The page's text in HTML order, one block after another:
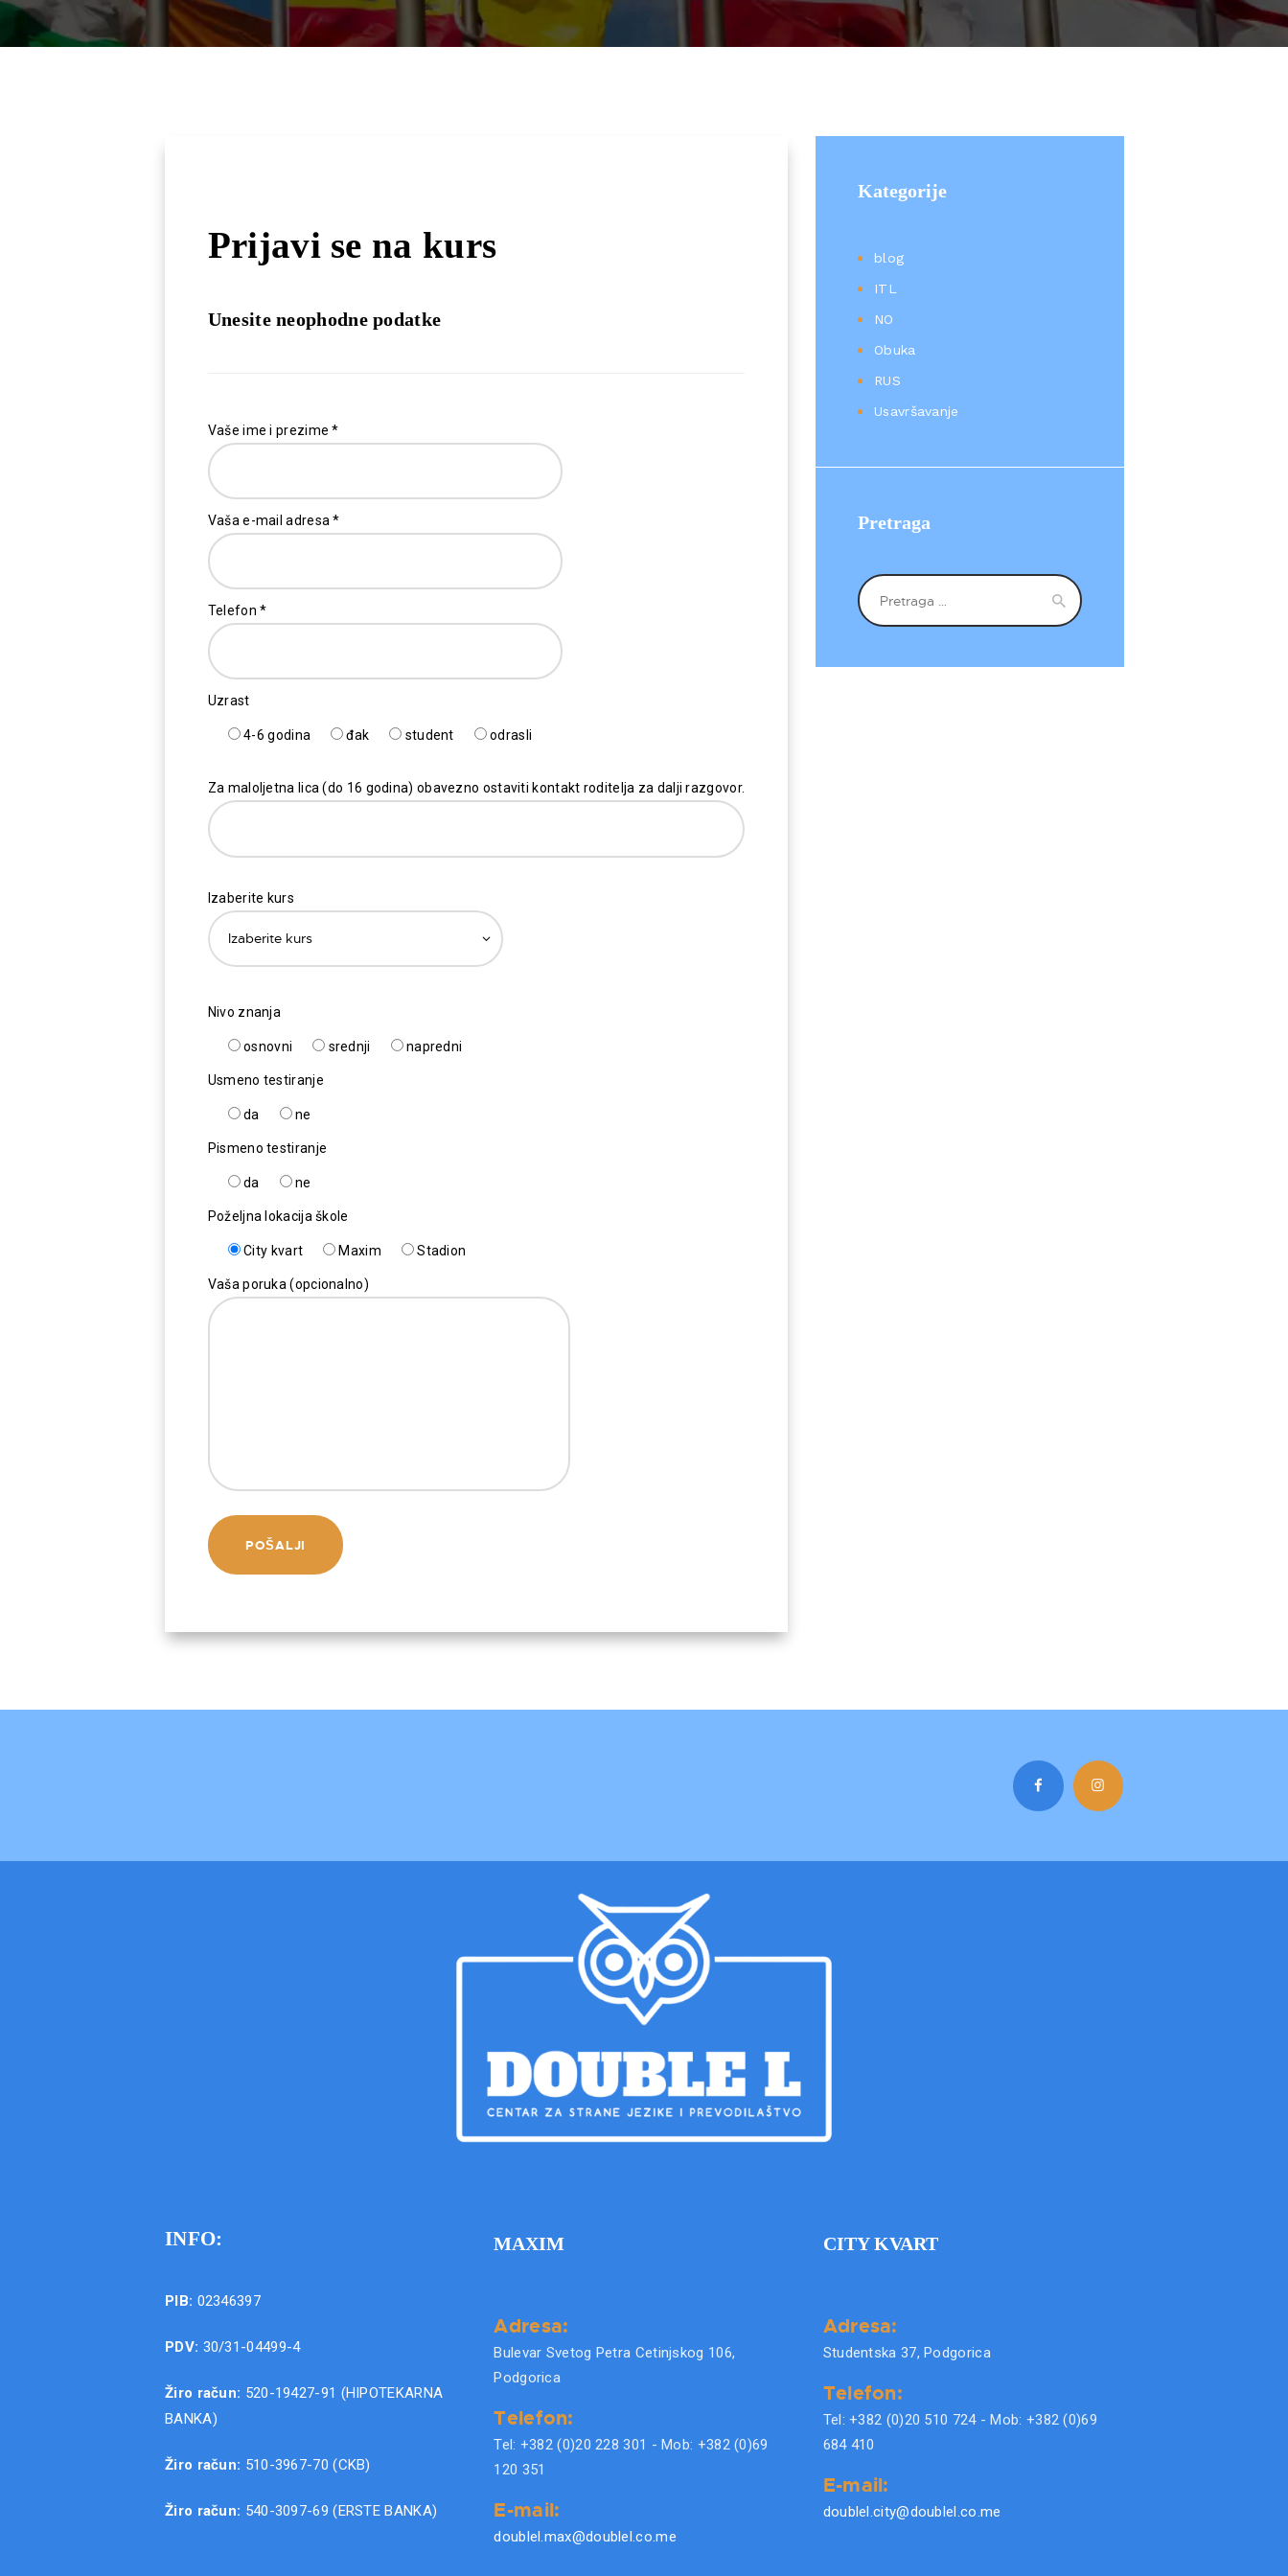
KONTAKT
Prijavi se na kurs
Unesite neophodne podatke
Vaše ime i prezime *
Vaša e-mail adresa *
Telefon *
Uzrast
4-6 godina đak student odrasli
Za maloljetna lica (do 16 godina) obavezno ostaviti kontakt roditelja za dalji razgovor.
Izaberite kurs
Nivo znanja
osnovni srednji napredni
Usmeno testiranje
da ne
Pismeno testiranje
da ne
Poželjna lokacija škole
City kvart Maxim Stadion
Vaša poruka (opcionalno)
Kategorije
blog
ITL
NO
Obuka
RUS
Usavršavanje
Pretraga
Pretraga
za:
INFO:
PIB: 02346397
PDV: 30/31-04499-4
Žiro račun: 520-19427-91 (HIPOTEKARNA
BANKA)
Žiro račun: 510-3967-70 (CKB)
Žiro račun: 540-3097-69 (ERSTE BANKA)
MAXIM
Adresa:
Bulevar Svetog Petra Cetinjskog 106,
Podgorica
Telefon:
Tel: +382 (0)20 228 301 - Mob: +382 (0)69
120 351
E-mail:
doublel.max@doublel.co.me
CITY KVART
Adresa:
Studentska 37, Podgorica
Telefon:
Tel: +382 (0)20 510 724 - Mob: +382 (0)69
684 410
E-mail:
doublel.city@doublel.co.me